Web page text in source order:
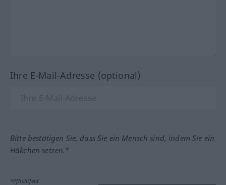
Ihre E-Mail-Adresse (optional)
Bitte bestätigen Sie, dass Sie ein Mensch sind, indem Sie ein
Häkchen setzen.*
*Pflichtfeld